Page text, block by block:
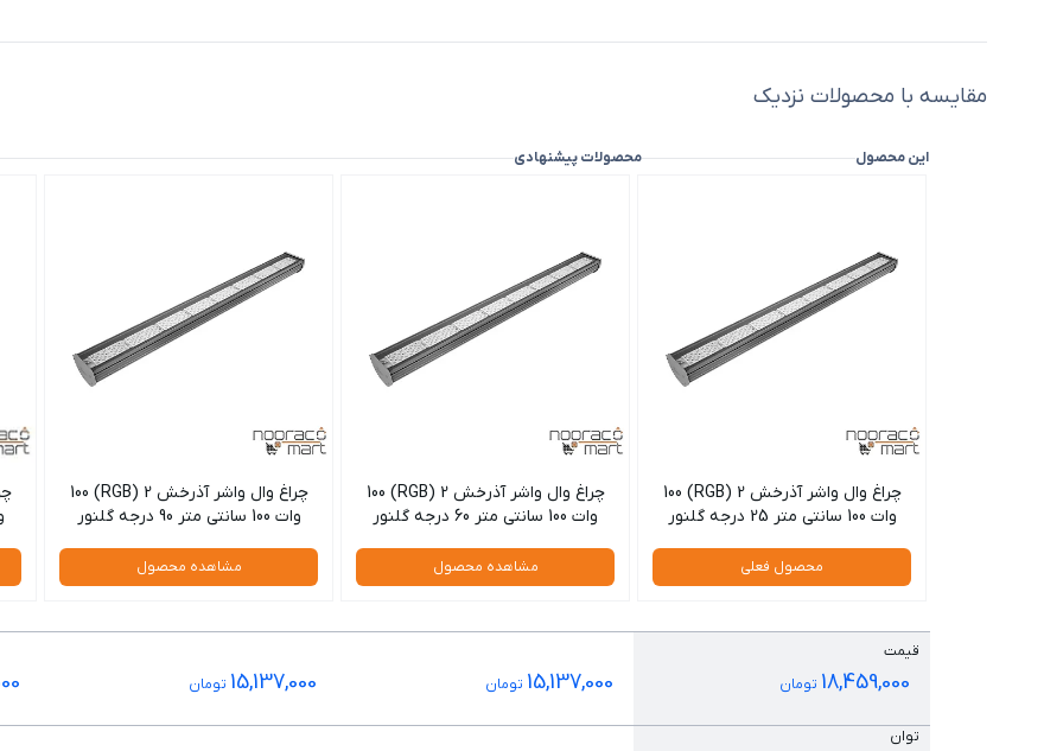
مقایسه با محصولات نزدیک
این محصول محصولات پیشنهادی
چراغ وال واشر آذرخش 2 (RGB) 100
وات 100 سانتی متر 25 درجه گلنور
محصول فعلی
چراغ وال واشر آذرخش 2 (RGB) 100
وات 100 سانتی متر 60 درجه گلنور
مشاهده محصول
چراغ وال واشر آذرخش 2 (RGB) 100
وات 100 سانتی متر 90 درجه گلنور
مشاهده محصول
قیمت
18,459,000 تومان 15,137,000 تومان 15,137,000 تومان
توان